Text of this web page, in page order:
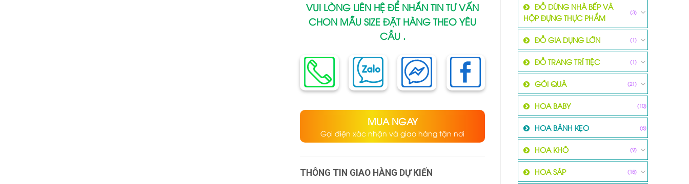
VUI LÒNG LIÊN HỆ ĐỂ NHẮN TIN TƯ VẤN
CHON MẪU SIZE ĐẶT HÀNG THEO YÊU
CẦU .
MUA NGAY
Gọi điện xác nhận và giao hàng tận nơi
THÔNG TIN GIAO HÀNG DỰ KIẾN
ĐỒ DÙNG NHÀ BẾP VÀ
HỘP ĐỰNG THỰC PHẨM
(3)
ĐỒ GIA DỤNG LỚN (1)
ĐỒ TRANG TRÍ TIỆC (1)
GÓI QUÀ (21)
HOA BABY (10)
HOA BÁNH KẸO (6)
HOA KHÔ (9)
HOA SÁP (15)